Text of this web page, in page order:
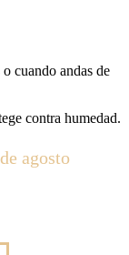
cuando andas de
contra humedad.
agosto